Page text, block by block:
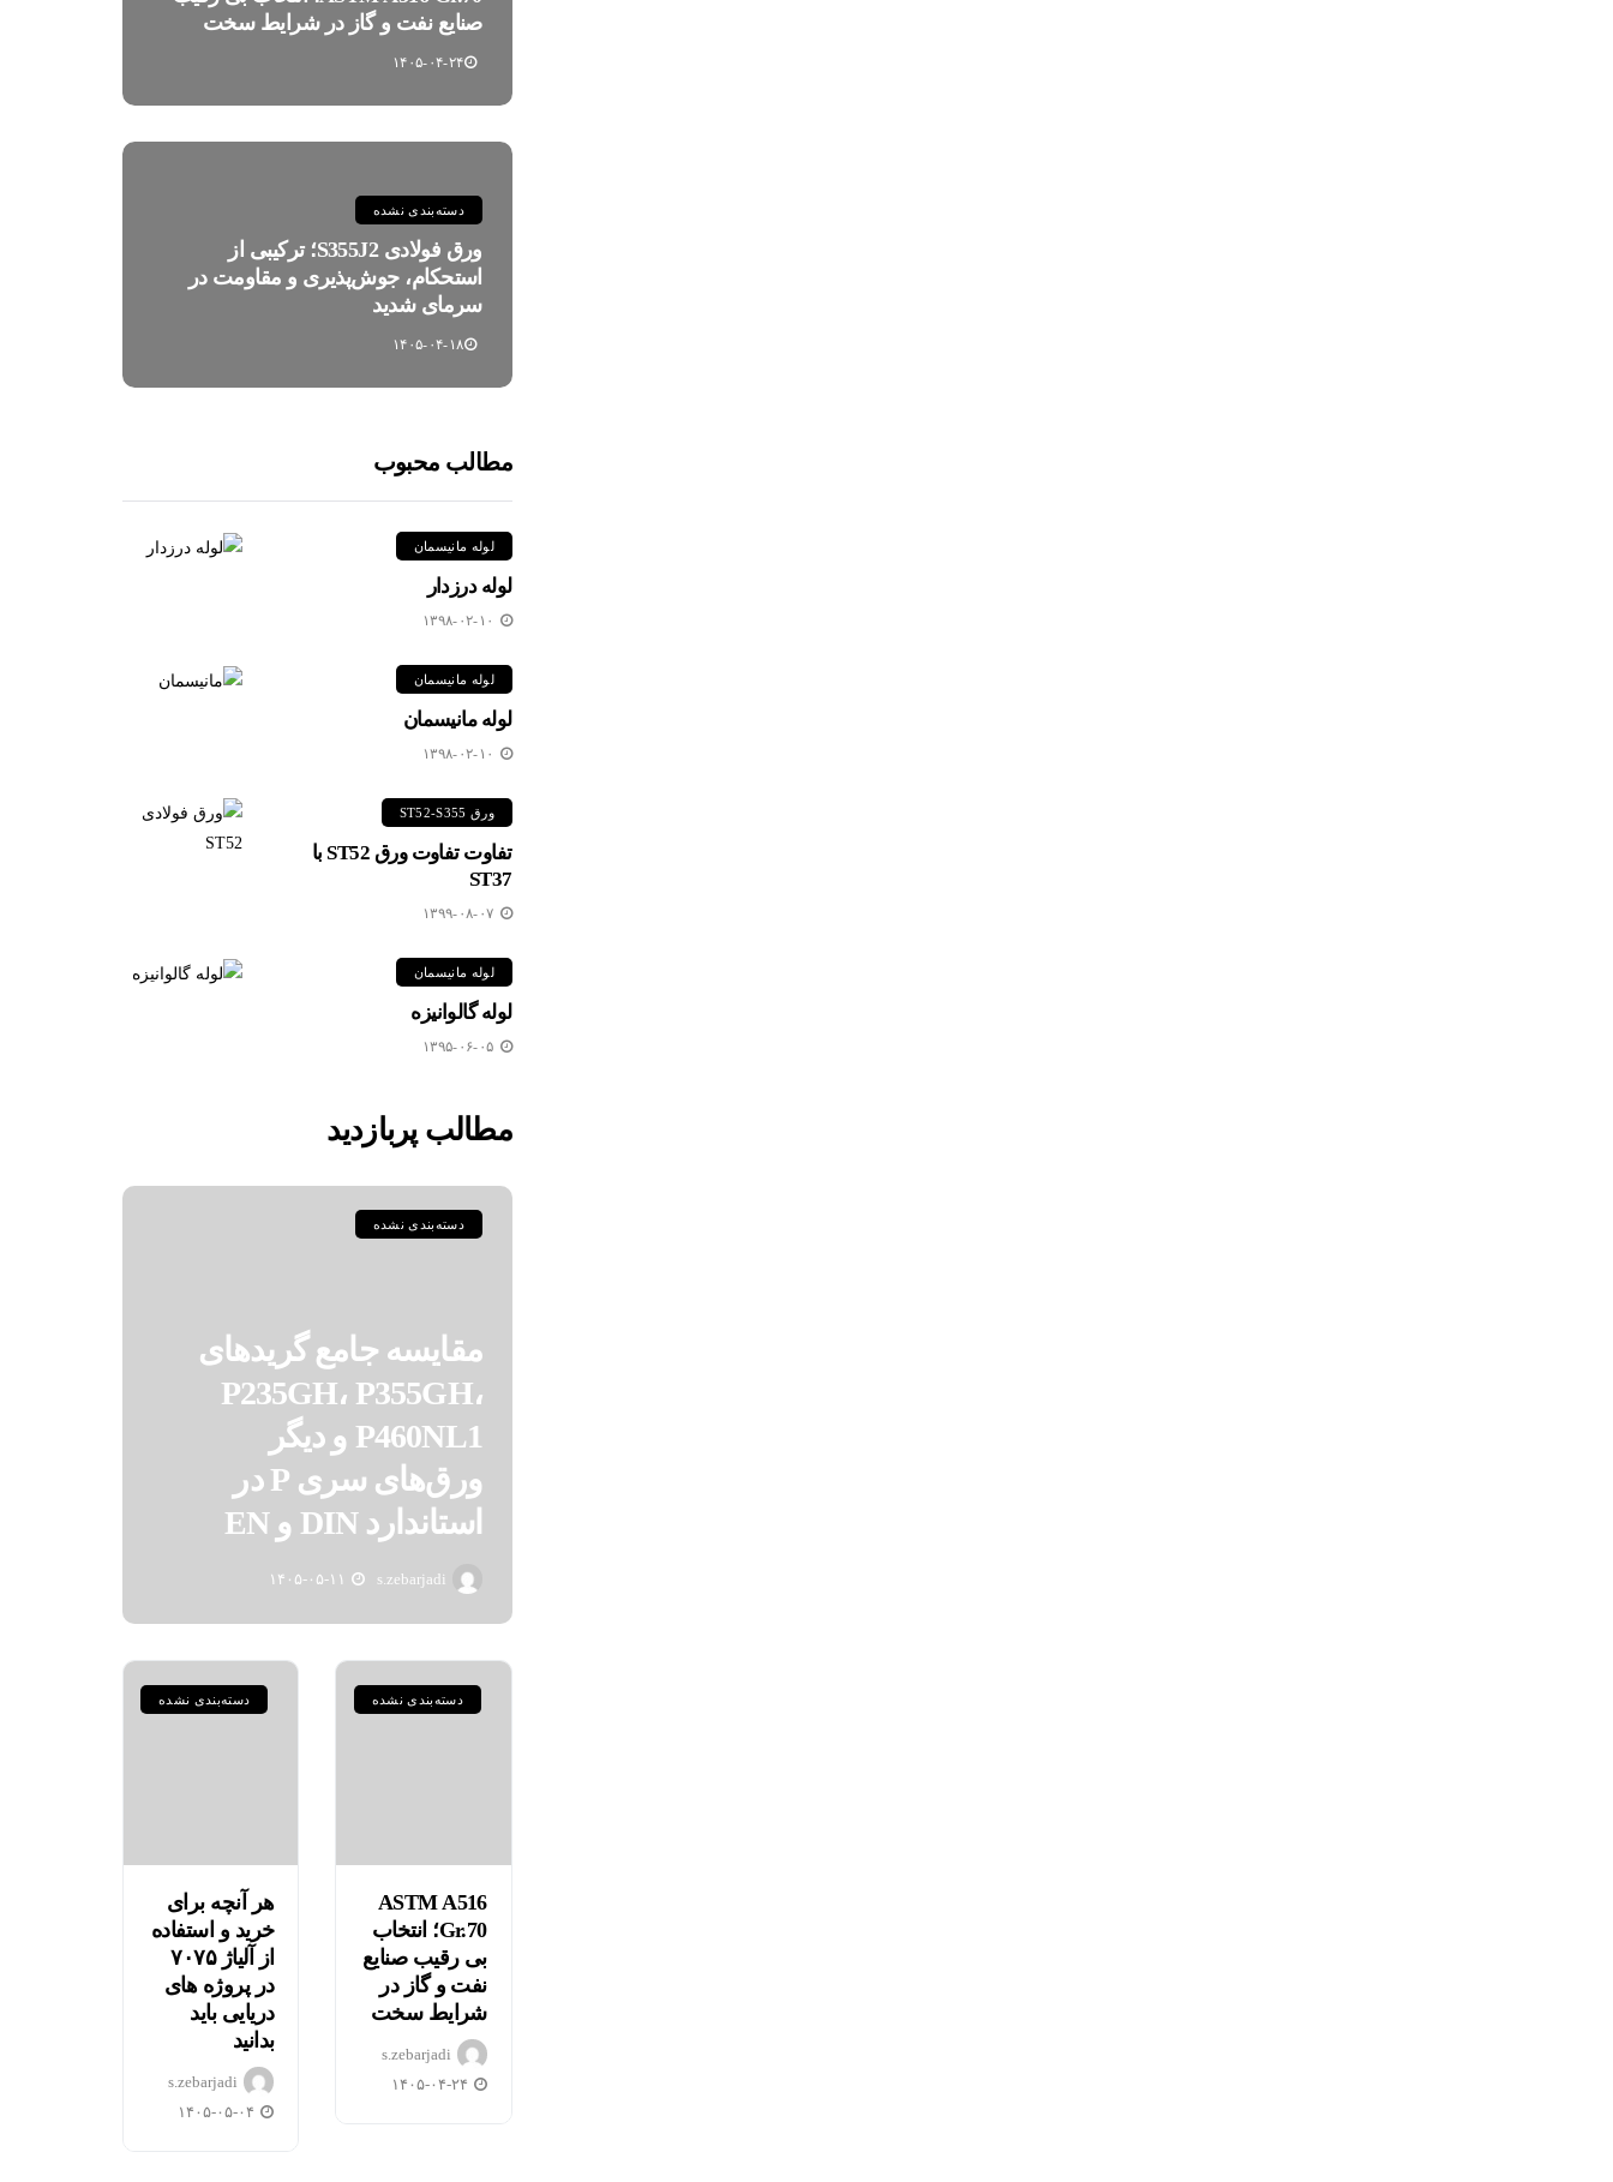
صنایع نفت و گاز در شرایط سخت
۱۴۰۵-۰۴-۲۴
دسته‌بندی نشده
ورق فولادی S355J2؛ ترکیبی از
استحکام، جوش‌پذیری و مقاومت در
سرمای شدید
۱۴۰۵-۰۴-۱۸
مطالب محبوب
لوله مانیسمان
لوله درزدار
۱۳۹۸-۰۲-۱۰
لوله مانیسمان
لوله مانیسمان
۱۳۹۸-۰۲-۱۰
ورق ST52-S355
تفاوت تفاوت ورق ST52 با
ST37
۱۳۹۹-۰۸-۰۷
لوله مانیسمان
لوله گالوانیزه
۱۳۹۵-۰۶-۰۵
مطالب پربازدید
دسته‌بندی نشده
مقایسه جامع گریدهای
P235GH، P355GH،
P460NL1 و دیگر
ورق‌های سری P در
استاندارد DIN و EN
s.zebarjadi ۱۴۰۵-۰۵-۱۱
دسته‌بندی نشده
هر آنچه برای
خرید و استفاده
از آلیاژ ۷۰۷۵
در پروژه های
دریایی باید
بدانید
s.zebarjadi
۱۴۰۵-۰۵-۰۴
دسته‌بندی نشده
ASTM A516
Gr.70؛ انتخاب
بی رقیب صنایع
نفت و گاز در
شرایط سخت
s.zebarjadi
۱۴۰۵-۰۴-۲۴
مقایسه
جامع
گریدهای
P235GH،
هر آنچه
برای
خرید و
استفاده